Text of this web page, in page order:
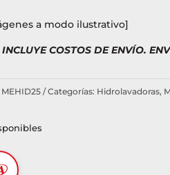
a modo ilustrativo]
COSTOS DE ENVÍO.
MEHID25 Categorías: Hidrolavadoras,